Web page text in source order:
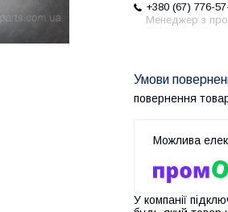
+380 (67) 776-
Менеджер з
повернення
У компанії